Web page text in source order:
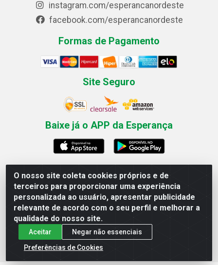
O nosso site coleta cookies próprios e de
terceiros para proporcionar uma experiência
personalizada ao usuário, apresentar publicidade
relevante de acordo com o seu perfil e melhorar a
qualidade do nosso site.
Aceitar
Negar não essenciais
Preferências de Cookies
instagram.com/esperancanordeste
facebook.com/esperancanordeste
Formas de Pagamento
Site Seguro
Baixe já o APP da Esperança
Esperança Nordeste - Rua Professor Caldas Filho, 291 -
Estância - Recife / PE CEP: 50771-335 - CNPJ
03.666.136/0001-23